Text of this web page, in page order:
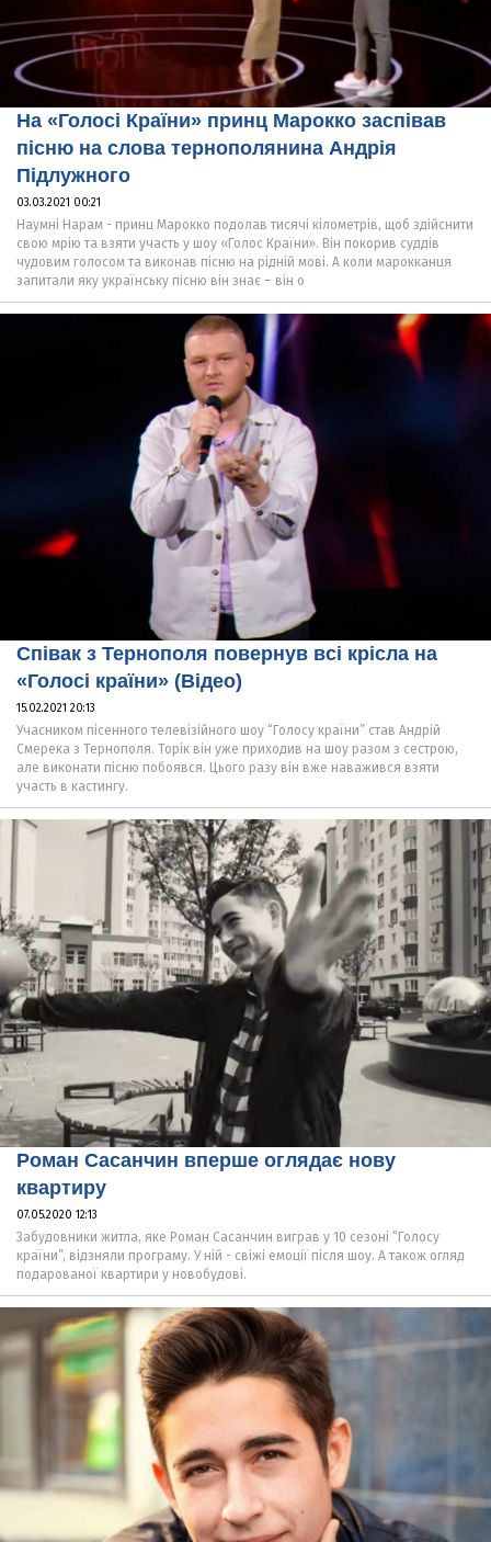
На «Голосі Країни» принц Марокко заспівав
пісню на слова тернополянина Андрія
Підлужного
03.03.2021 00:21
Наумні Нарам - принц Марокко подолав тисячі кілометрів, щоб здійснити
свою мрію та взяти участь у шоу «Голос Країни». Він покорив суддів
чудовим голосом та виконав пісню на рідній мові. А коли марокканця
запитали яку українську пісню він знає – він о
Співак з Тернополя повернув всі крісла на
«Голосі країни» (Відео)
15.02.2021 20:13
Учасником пісенного телевізійного шоу “Голосу країни” став Андрій
Смерека з Тернополя. Торік він уже приходив на шоу разом з сестрою,
але виконати пісню побоявся. Цього разу він вже наважився взяти
участь в кастингу.
Роман Сасанчин вперше оглядає нову
квартиру
07.05.2020 12:13
Забудовники житла, яке Роман Сасанчин виграв у 10 сезоні “Голосу
країни”, відзняли програму. У ній - свіжі емоції після шоу. А також огляд
подарованої квартири у новобудові.